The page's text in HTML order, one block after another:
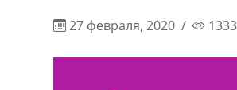
27 февраля, 2020 1333